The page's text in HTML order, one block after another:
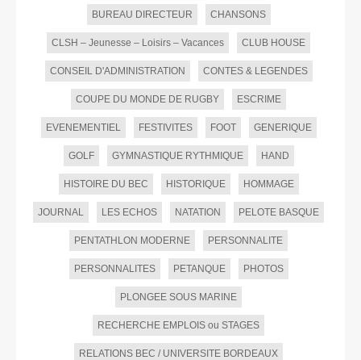
BUREAU DIRECTEUR CHANSONS
CLSH – Jeunesse – Loisirs – Vacances CLUB HOUSE
CONSEIL D'ADMINISTRATION CONTES & LEGENDES
COUPE DU MONDE DE RUGBY ESCRIME
EVENEMENTIEL FESTIVITES FOOT GENERIQUE
GOLF GYMNASTIQUE RYTHMIQUE HAND
HISTOIRE DU BEC HISTORIQUE HOMMAGE
JOURNAL LES ECHOS NATATION PELOTE BASQUE
PENTATHLON MODERNE PERSONNALITE
PERSONNALITES PETANQUE PHOTOS
PLONGEE SOUS MARINE
RECHERCHE EMPLOIS ou STAGES
RELATIONS BEC / UNIVERSITE BORDEAUX